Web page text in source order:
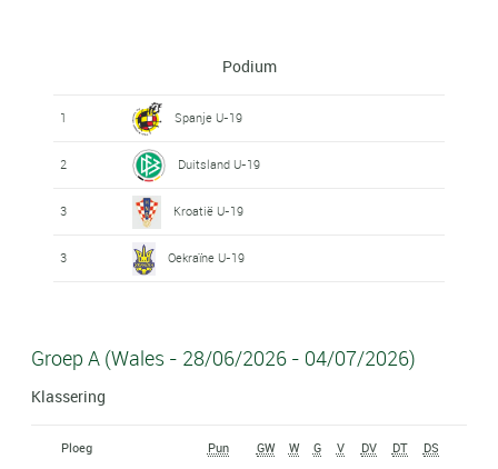
Podium
1 Spanje U-19
2 Duitsland U-19
3 Kroatië U-19
3 Oekraïne U-19
Groep A (Wales - 28/06/2026 - 04/07/2026)
Klassering
Ploeg Pun GW W G V DV DT DS